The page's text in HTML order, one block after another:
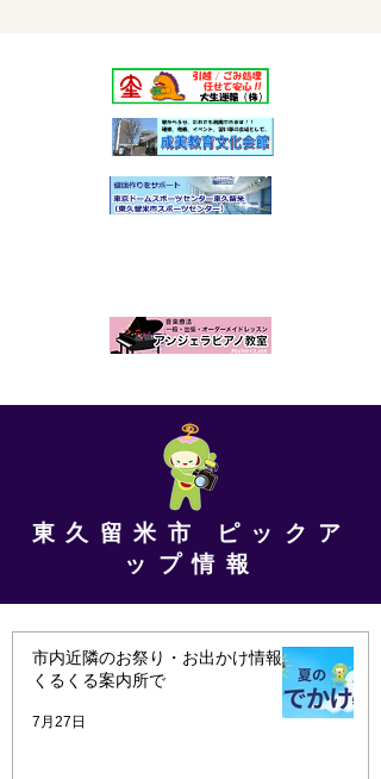
東久留米市 ピックア
ップ情報
市内近隣のお祭り・お出かけ情報は
くるくる案内所で
7月27日